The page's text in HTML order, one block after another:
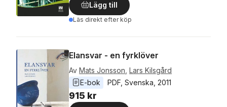
Lägg till
Läs direkt efter köp
Elansvar - en fyrklöver
Av Mats Jonsson Lars Kilsgård
E-bok
PDF Svenska 2011
915 kr